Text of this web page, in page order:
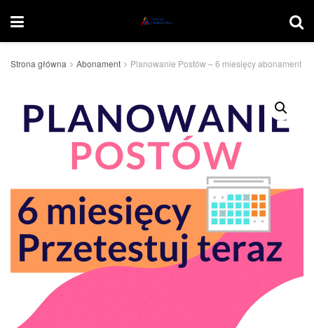
Strona główna Abonament Planowanie Postów – 6 miesięcy abonament